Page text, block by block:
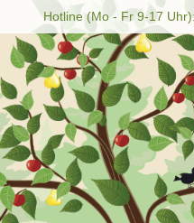
Hotline (Mo - Fr 9-17